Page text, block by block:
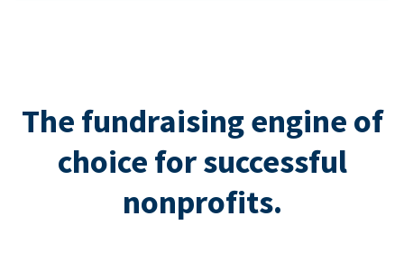
The fundraising engine of
choice for successful
nonprofits.